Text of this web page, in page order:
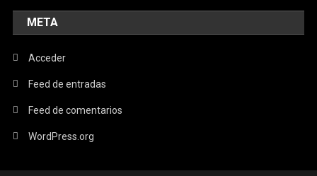
META
Acceder
Feed de entradas
Feed de comentarios
WordPress.org